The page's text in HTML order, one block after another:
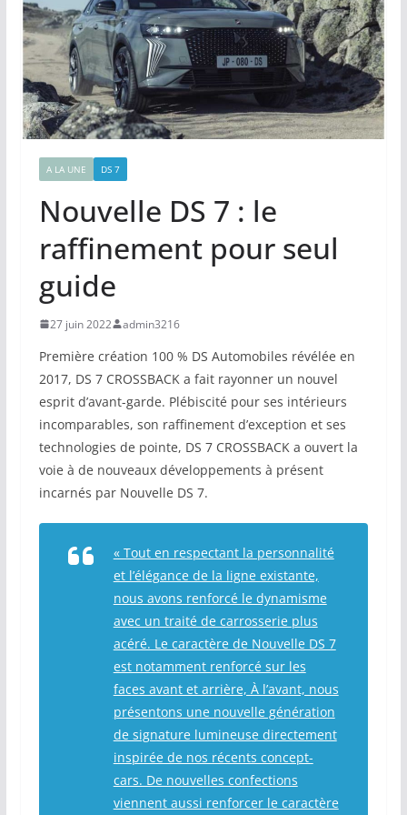
A LA UNE DS 7
Nouvelle DS 7 : le
raffinement pour seul
guide
27 juin 2022 admin3216
Première création 100 % DS Automobiles révélée en
2017, DS 7 CROSSBACK a fait rayonner un nouvel
esprit d’avant-garde. Plébiscité pour ses intérieurs
incomparables, son raffinement d’exception et ses
technologies de pointe, DS 7 CROSSBACK a ouvert la
voie à de nouveaux développements à présent
incarnés par Nouvelle DS 7.
« Tout en respectant la personnalité
et l’élégance de la ligne existante,
nous avons renforcé le dynamisme
avec un traité de carrosserie plus
acéré. Le caractère de Nouvelle DS 7
est notamment renforcé sur les
faces avant et arrière, À l’avant, nous
présentons une nouvelle génération
de signature lumineuse directement
inspirée de nos récents concept-
cars. De nouvelles confections
viennent aussi renforcer le caractère